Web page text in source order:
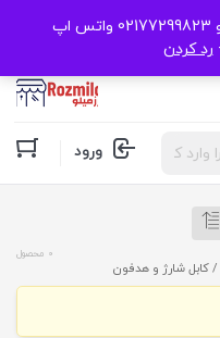
شماره های جدید پشتیبانی رزمیلو 02177299823 واتس اپ
رد کردن
ورود
/ کابل شارژ و هدفون
0 محصول